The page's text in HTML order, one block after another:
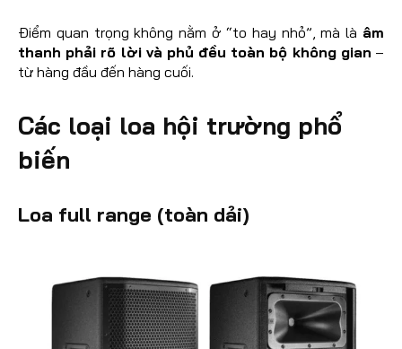
Điểm quan trọng không nằm ở “to hay nhỏ”, mà là âm
thanh phải rõ lời và phủ đều toàn bộ không gian –
từ hàng đầu đến hàng cuối.
Các loại loa hội trường phổ
biến
Loa full range (toàn dải)